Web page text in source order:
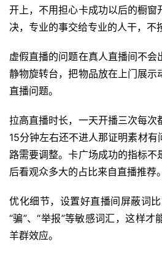
开上，不用担心卡成功以后的橱窗
决， 专业的事交给专业的人干，不
虚假直播的问题在真人直播间不会
静物旋转台，把物品放在上门展示
直播问题。
拉高直播时长，一天开播三次每次
15分钟左右还不进人那证明素材
路需要调整。卡广场成功的指标不
后看观众多大的占比来自直播推荐。
优化细节，设置好直播间屏蔽词比
“骗”、“举报”等敏感词汇，这样
羊群效应。